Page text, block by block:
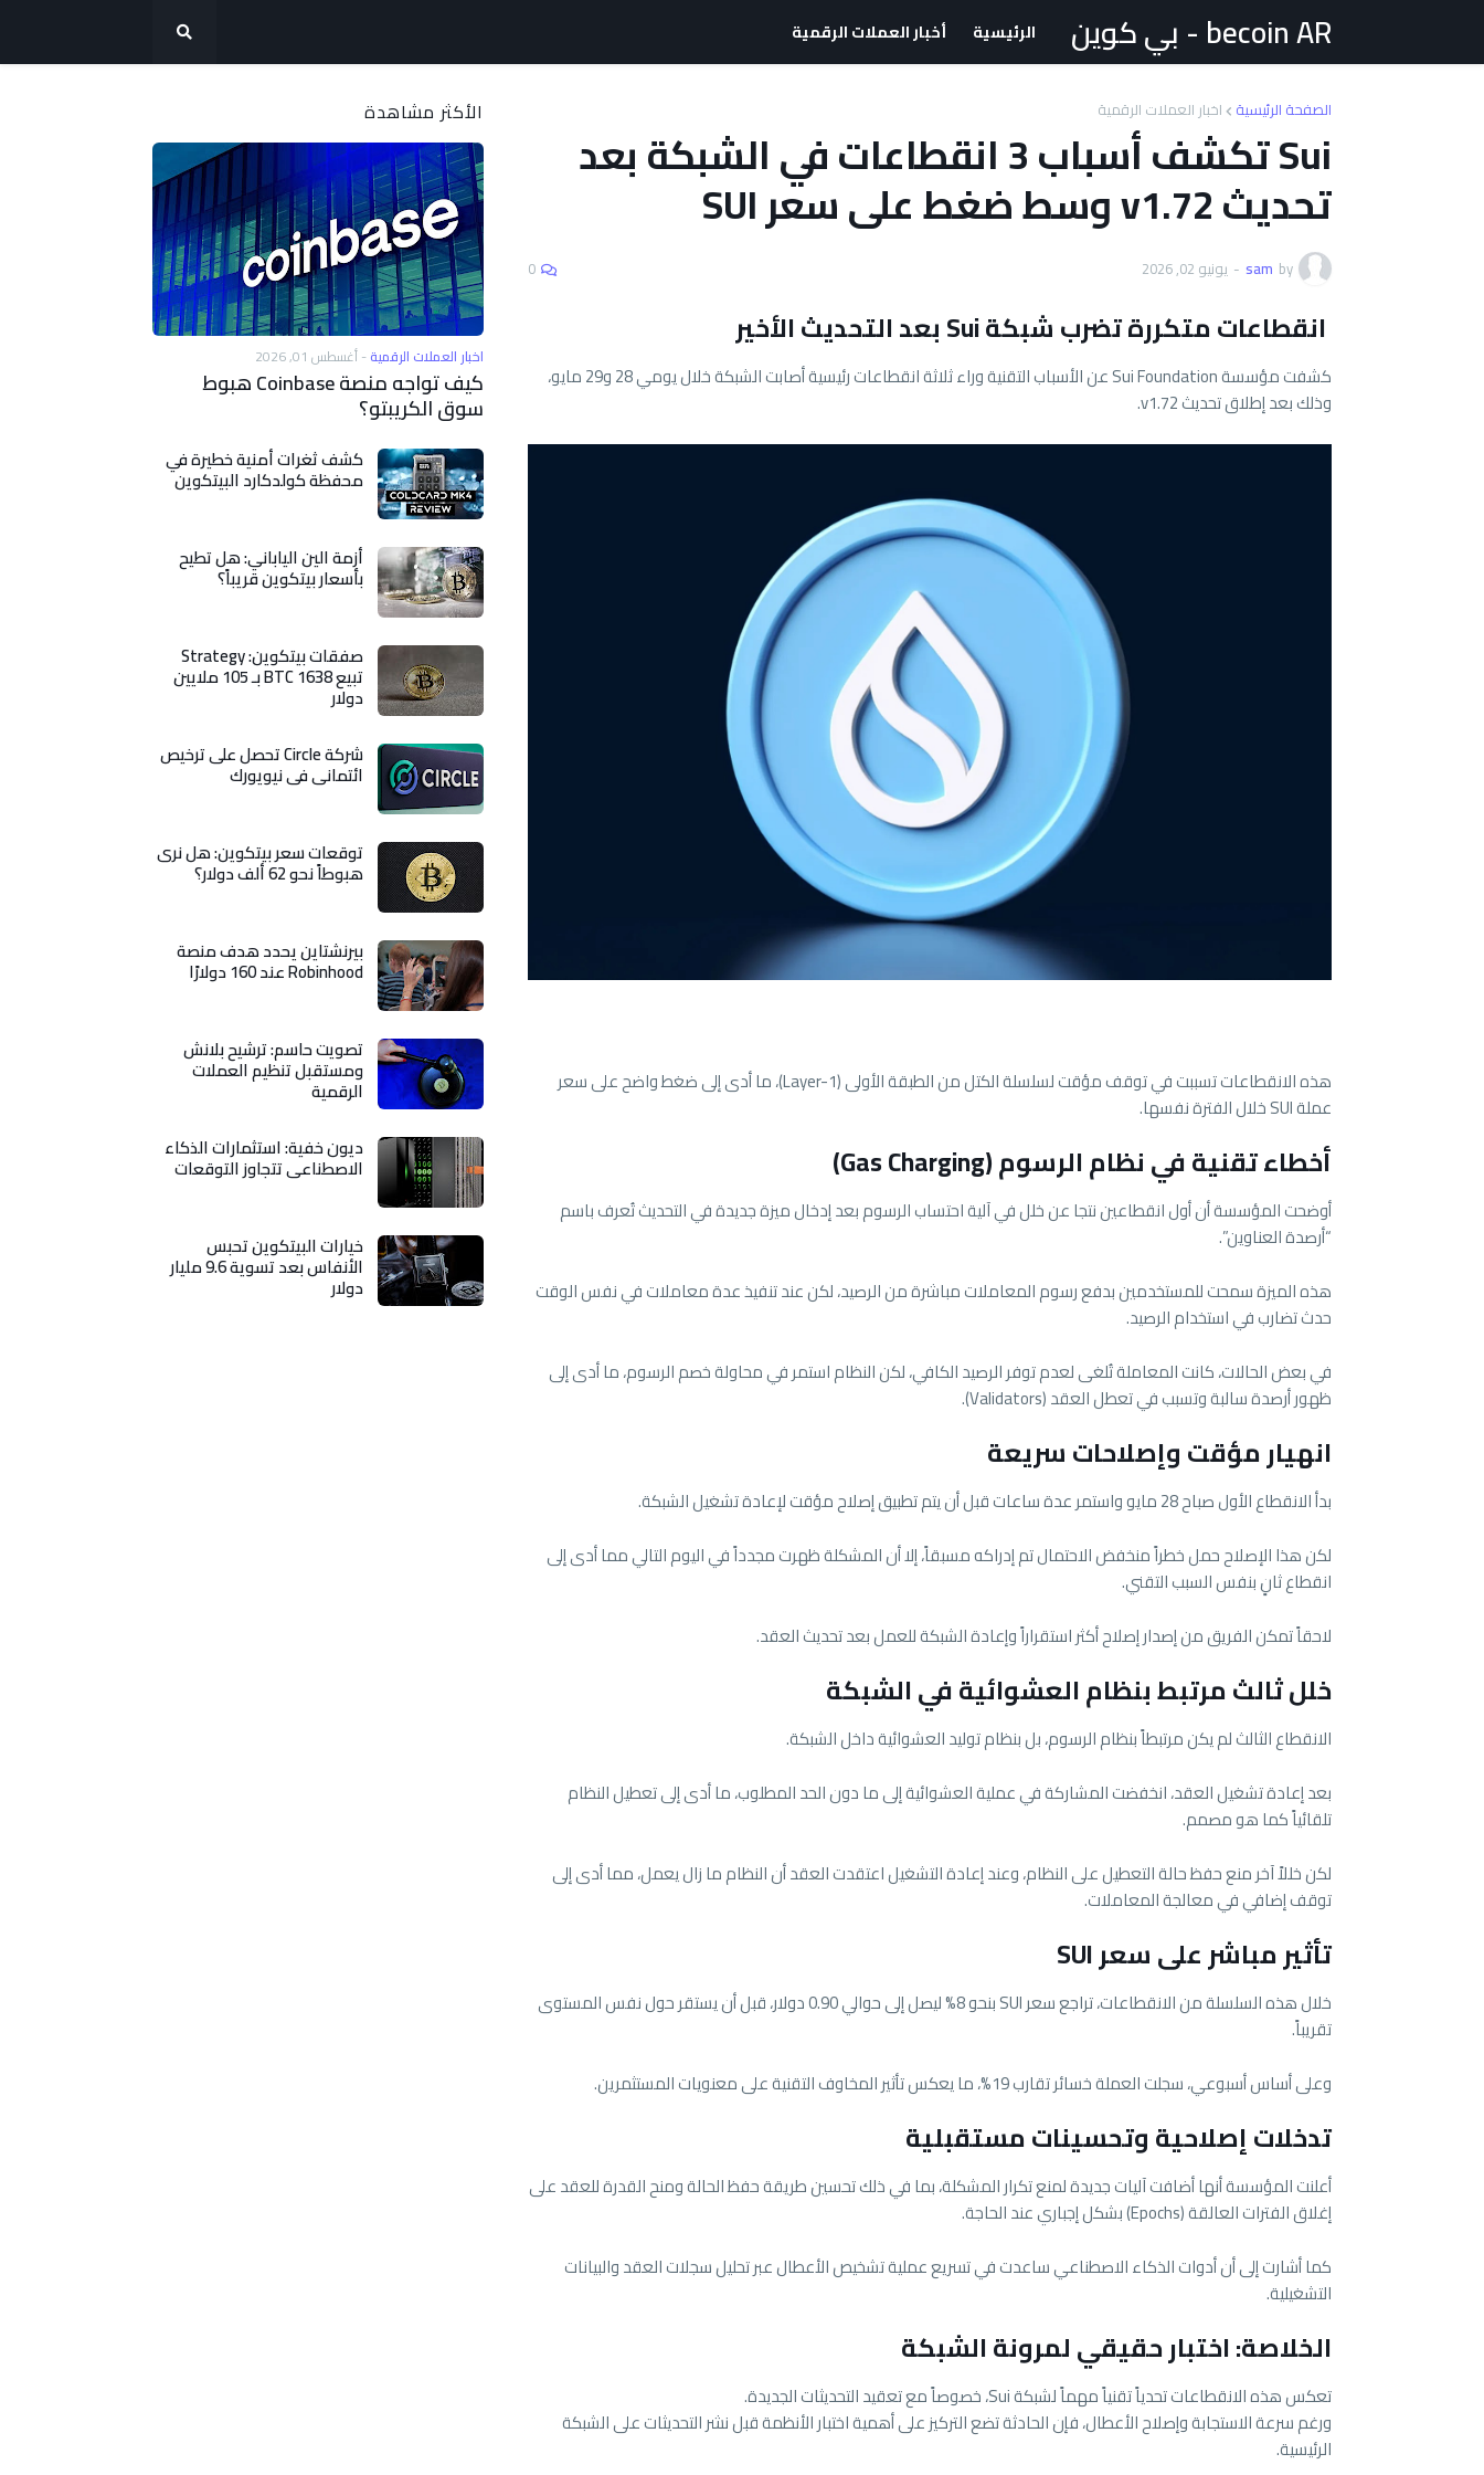
becoin AR - بي كوين الرئيسية أخبار العملات الرقمية
الصفحة الرئيسية اخبار العملات الرقمية
Sui تكشف أسباب 3 انقطاعات في الشبكة بعد
تحديث v1.72 وسط ضغط على سعر SUI
by
sam
- يونيو 02, 2026 0
انقطاعات متكررة تضرب شبكة Sui بعد التحديث الأخير
كشفت مؤسسةSui Foundation
عن الأسباب التقنية وراء ثلاثة انقطاعات رئيسية أصابت الشبكة خلال يومي 28 و29 مايو،
وذلك بعد إطلاق تحديث v1.72.
هذه الانقطاعات تسببت في توقف مؤقت لسلسلة الكتل من الطبقة الأولى (Layer-1)، ما أدى إلى ضغط واضح على سعر
عملة SUI خلال الفترة نفسها.
أخطاء تقنية في نظام الرسوم (Gas Charging)
أوضحت المؤسسة أن أول انقطاعين نتجا عن خلل في آلية احتساب الرسوم بعد إدخال ميزة جديدة في التحديث تُعرف باسم
“أرصدة العناوين”.
هذه الميزة سمحت للمستخدمين بدفع رسوم المعاملات مباشرة من الرصيد، لكن عند تنفيذ عدة معاملات في نفس الوقت
حدث تضارب في استخدام الرصيد.
في بعض الحالات، كانت المعاملة تُلغى لعدم توفر الرصيد الكافي، لكن النظام استمر في محاولة خصم الرسوم، ما أدى إلى
ظهور أرصدة سالبة وتسبب في تعطل العقد (Validators).
انهيار مؤقت وإصلاحات سريعة
بدأ الانقطاع الأول صباح 28 مايو واستمر عدة ساعات قبل أن يتم تطبيق إصلاح مؤقت لإعادة تشغيل الشبكة.
لكن هذا الإصلاح حمل خطراً منخفض الاحتمال تم إدراكه مسبقاً، إلا أن المشكلة ظهرت مجدداً في اليوم التالي مما أدى إلى
انقطاع ثانٍ بنفس السبب التقني.
لاحقاً تمكن الفريق من إصدار إصلاح أكثر استقراراً وإعادة الشبكة للعمل بعد تحديث العقد.
خلل ثالث مرتبط بنظام العشوائية في الشبكة
الانقطاع الثالث لم يكن مرتبطاً بنظام الرسوم، بل بنظام توليد العشوائية داخل الشبكة.
بعد إعادة تشغيل العقد، انخفضت المشاركة في عملية العشوائية إلى ما دون الحد المطلوب، ما أدى إلى تعطيل النظام
تلقائياً كما هو مصمم.
لكن خللاً آخر منع حفظ حالة التعطيل على النظام، وعند إعادة التشغيل اعتقدت العقد أن النظام ما زال يعمل، مما أدى إلى
توقف إضافي في معالجة المعاملات.
تأثير مباشر على سعر SUI
خلال هذه السلسلة من الانقطاعات، تراجع سعر SUI بنحو 8% ليصل إلى حوالي 0.90 دولار، قبل أن يستقر حول نفس المستوى
تقريباً.
وعلى أساس أسبوعي، سجلت العملة خسائر تقارب 19%، ما يعكس تأثير المخاوف التقنية على معنويات المستثمرين.
تدخلات إصلاحية وتحسينات مستقبلية
أعلنت المؤسسة أنها أضافت آليات جديدة لمنع تكرار المشكلة، بما في ذلك تحسين طريقة حفظ الحالة ومنح القدرة للعقد على
إغلاق الفترات العالقة (Epochs) بشكل إجباري عند الحاجة.
كما أشارت إلى أن أدوات الذكاء الاصطناعي ساعدت في تسريع عملية تشخيص الأعطال عبر تحليل سجلات العقد والبيانات
التشغيلية.
الخلاصة: اختبار حقيقي لمرونة الشبكة
تعكس هذه الانقطاعات تحدياً تقنياً مهماً لشبكة Sui، خصوصاً مع تعقيد التحديثات الجديدة.
ورغم سرعة الاستجابة وإصلاح الأعطال، فإن الحادثة تضع التركيز على أهمية اختبار الأنظمة قبل نشر التحديثات على الشبكة
الرئيسية.
الأكثر مشاهدة
اخبار العملات الرقمية-أغسطس 01, 2026
كيف تواجه منصة Coinbase هبوط
سوق الكريبتو؟
كشف ثغرات أمنية خطيرة في
محفظة كولدكارد البيتكوين
أزمة الين الياباني: هل تطيح
بأسعار بيتكوين قريباً؟
صفقات بيتكوين: Strategy
تبيع 1638 BTC بـ 105 ملايين
دولار
شركة Circle تحصل على ترخيص
ائتماني في نيويورك
توقعات سعر بيتكوين: هل نرى
هبوطاً نحو 62 ألف دولار؟
بيرنشتاين يحدد هدف منصة
Robinhood عند 160 دولارًا
تصويت حاسم: ترشيح بلانش
ومستقبل تنظيم العملات
الرقمية
ديون خفية: استثمارات الذكاء
الاصطناعي تتجاوز التوقعات
خيارات البيتكوين تحبس
الأنفاس بعد تسوية 9.6 مليار
دولار